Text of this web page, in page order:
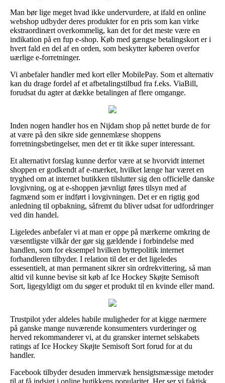
Man bør lige meget hvad ikke undervurdere, at ifald en online
webshop udbyder deres produkter for en pris som kan virke
ekstraordinært overkommelig, kan det for det meste være en
indikation på en fup e-shop. Køb med gængse betalingskort er i
hvert fald en del af en orden, som beskytter køberen overfor
uærlige e-forretninger.
Vi anbefaler handler med kort eller MobilePay. Som et alternativ
kan du drage fordel af et afbetalingstilbud fra f.eks. ViaBill,
forudsat du agter at dække betalingen af flere omgange.
Inden nogen handler hos en Nijdam shop på nettet burde de for
at være på den sikre side gennemlæse shoppens
forretningsbetingelser, men det er tit ikke super interessant.
Et alternativt forslag kunne derfor være at se hvorvidt internet
shoppen er godkendt af e-mærket, hvilket længe har været en
tryghed om at internet butikken tilslutter sig den officielle danske
lovgivning, og at e-shoppen jævnligt føres tilsyn med af
fagmænd som er indført i lovgivningen. Det er en rigtig god
anledning til opbakning, såfremt du bliver udsat for udfordringer
ved din handel.
Ligeledes anbefaler vi at man er oppe på mærkerne omkring de
væsentligste vilkår der gør sig gældende i forbindelse med
handlen, som for eksempel hvilken byttepolitik internet
forhandleren tilbyder. I relation til det er det ligeledes
essesentielt, at man permanent sikrer sin ordrekvittering, så man
altid vil kunne bevise sit køb af Ice Hockey Skøjte Semisoft
Sort, ligegyldigt om du søger et produkt til en kvinde eller mand.
Trustpilot yder aldeles habile muligheder for at kigge nærmere
på ganske mange nuværende konsumenters vurderinger og
herved rekommanderer vi, at du gransker internet selskabets
ratings af Ice Hockey Skøjte Semisoft Sort forud for at du
handler.
Facebook tilbyder desuden immervæk hensigtsmæssige metoder
til at få indsigt i online butikkens popularitet. Her ser vi faktisk